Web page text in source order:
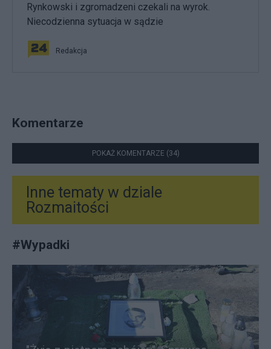
Rynkowski i zgromadzeni czekali na wyrok.
Niecodzienna sytuacja w sądzie
Redakcja
Komentarze
POKAŻ KOMENTARZE (34)
Inne tematy w dziale
Rozmaitości
#Wypadki